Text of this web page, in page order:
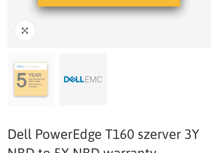
Dell PowerEdge T160 szerver 3Y